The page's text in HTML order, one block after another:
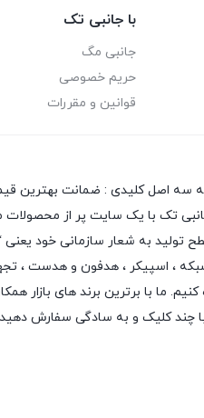
با جانبی تک
جانبی مگ
حریم خصوصی
قوانین و مقررات
سه اصل کلیدی : ضمانت بهترین
تک با یک سایت پر از
تولید به شعار سازمانی خود
، اسپیکر ، هدفون و هدست ،
ما با برترین برند های بازار
چند کلیک و به سادگی سفارش